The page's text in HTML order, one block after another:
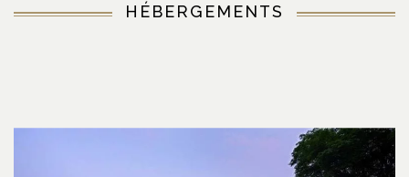
HÉBERGEMENTS